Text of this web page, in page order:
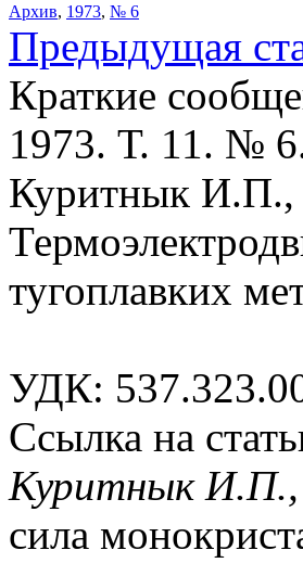
Архив, 1973, № 6
Предыдущая
Краткие
1973. Т. 11. №
Куритнык
тугоплавких
УДК:
Ссылка на
Куритнык
сила